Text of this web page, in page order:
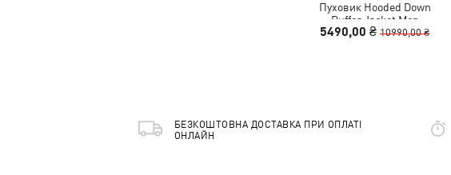
Пуховик Hooded Down
Puffer Jacket Men
5490,00 ₴ 10990,00 ₴
БЕЗКОШТОВНА ДОСТАВКА ПРИ ОПЛАТІ
ОНЛАЙН